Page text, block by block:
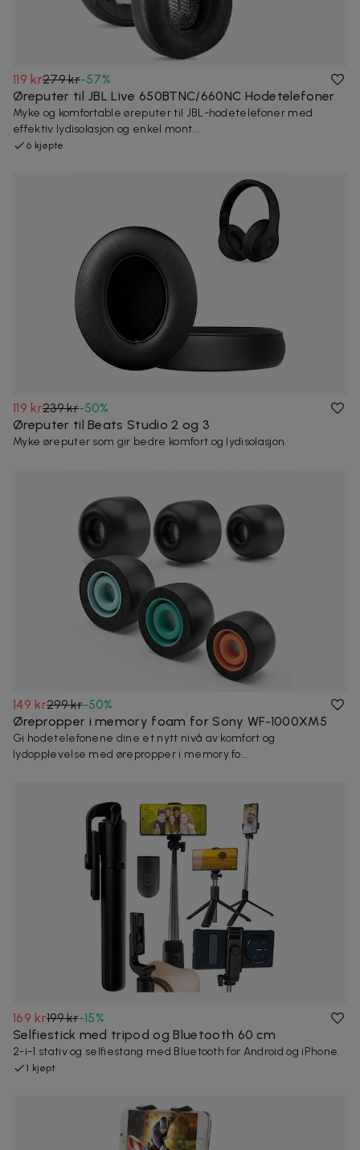
119 kr279 kr-57%
Øreputer til JBL Live 650BTNC/660NC Hodetelefoner
Myke og komfortable øreputer til JBL-hodetelefoner med
effektiv lydisolasjon og enkel mont...
6 kjøpte
119 kr239 kr-50%
Øreputer til Beats Studio 2 og 3
Myke øreputer som gir bedre komfort og lydisolasjon.
149 kr299 kr-50%
Ørepropper i memory foam for Sony WF-1000XM5
Gi hodetelefonene dine et nytt nivå av komfort og
lydopplevelse med ørepropper i memory fo...
169 kr199 kr-15%
Selfiestick med tripod og Bluetooth 60 cm
2-i-1 stativ og selfiestang med Bluetooth for Android og iPhone.
1 kjøpt